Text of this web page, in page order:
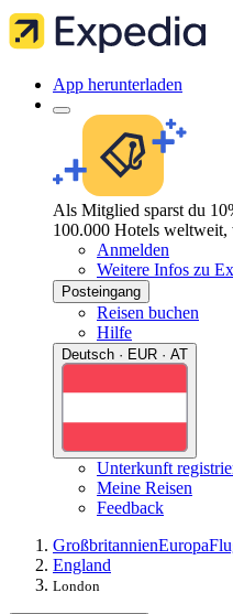
App herunterladen
Als Mitglied sparst du
100.000 Hotels weltweit,
Anmelden
Weitere Infos zu
Posteingang
Reisen buchen
Hilfe
Deutsch · EUR · AT
Unterkunft
Meine Reisen
Feedback
GroßbritannienEuropa
England
London